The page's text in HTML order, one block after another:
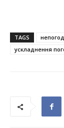
TAGS
ускладнення